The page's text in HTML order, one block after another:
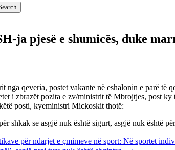
ja pjesë e shumicës, duke
nga qeveria, postet vakante në eshalonin e parë
i zbrazët pozita e zv/ministrit të Mbrojtjes, post
posti, kyeministri Mickoskit thotë:
shkak se asgjë nuk është sigurt, asgjë nuk
për ndarjet e çmimeve në sport: Në sportet